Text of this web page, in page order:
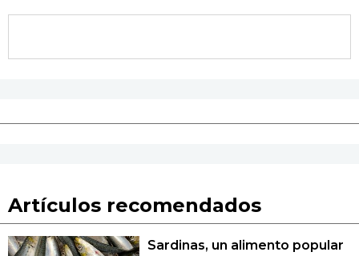
Artículos recomendados
Sardinas, un alimento popular